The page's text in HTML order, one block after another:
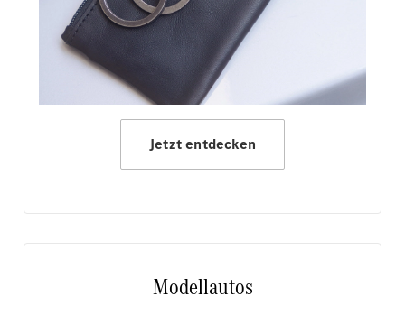
Jetzt entdecken
Modellautos